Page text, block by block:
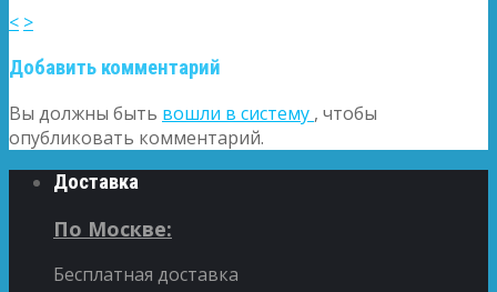
< >
Добавить комментарий
Вы должны быть вошли в систему , чтобы
опубликовать комментарий.
Доставка
По Москве:
Бесплатная доставка